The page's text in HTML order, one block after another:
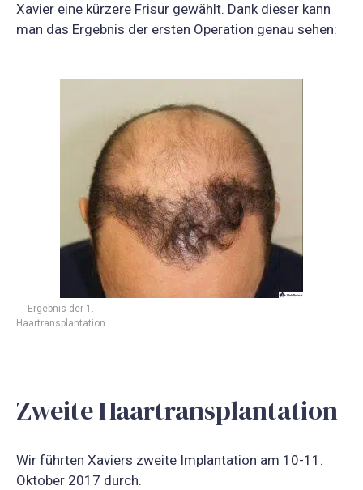
Xavier eine kürzere Frisur gewählt. Dank dieser kann
man das Ergebnis der ersten Operation genau sehen:
Ergebnis der 1.
Haartransplantation
Zweite Haartransplantation
Wir führten Xaviers zweite Implantation am 10-11.
Oktober 2017 durch.